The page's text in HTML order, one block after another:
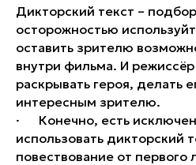
Дикторский текст –
осторожностью
оставить зрителю
внутри фильма. И
раскрывать героя, делать
интересным зрителю.
· Конечно, есть
использовать дикторский
повествование от первого